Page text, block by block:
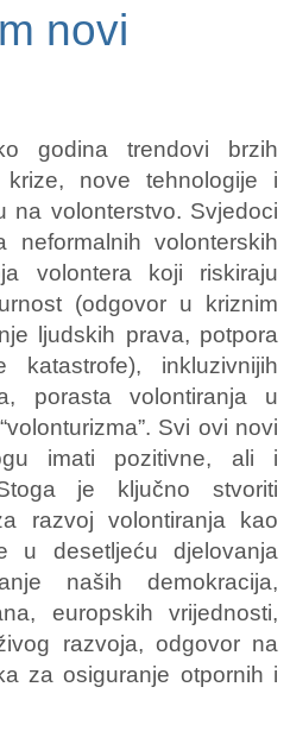
novi
godina trendovi brzih
krize, nove tehnologije i
na volonterstvo. Svjedoci
neformalnih volonterskih
volontera koji riskiraju
(odgovor u kriznim
ljudskih prava, potpora
katastrofe), inkluzivnijih
porasta volontiranja u
Svi ovi novi
imati pozitivne, ali i
je ključno stvoriti
razvoj volontiranja kao
u desetljeću djelovanja
naših demokracija,
europskih vrijednosti,
razvoja, odgovor na
za osiguranje otpornih i